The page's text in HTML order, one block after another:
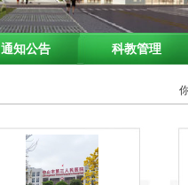
通知公告 科教管理